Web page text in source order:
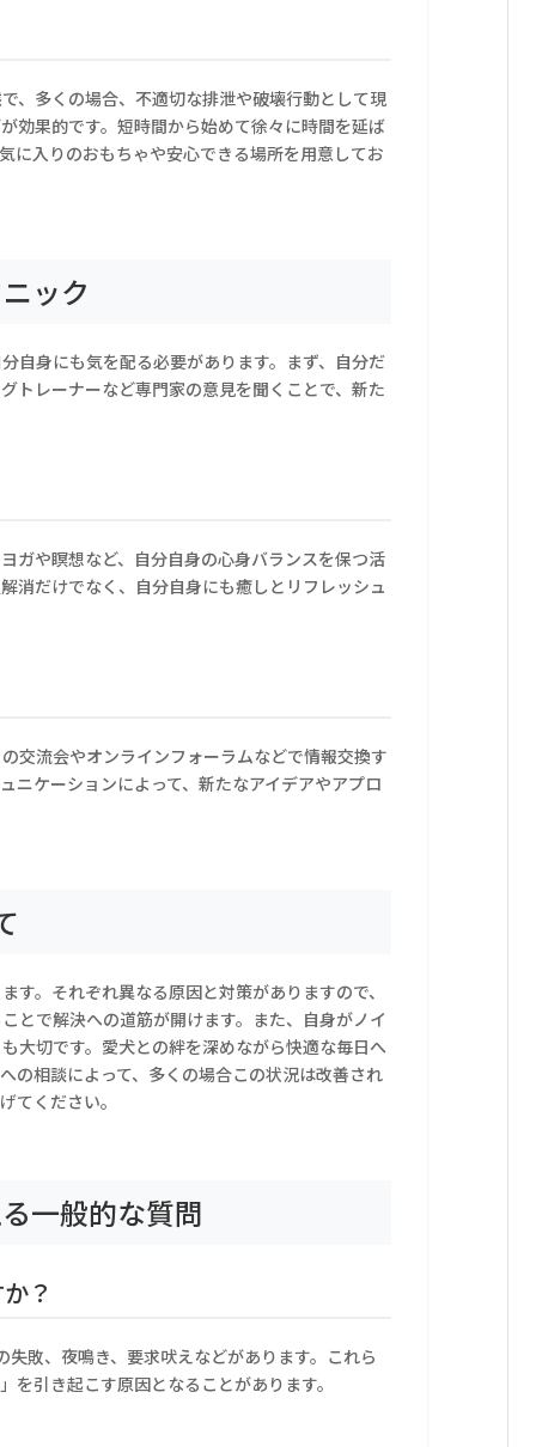
、多くの場合、不適切な排泄や破壊行動として現
が効果的です。短時間から始めて徐々に時間を延ば
に入りのおもちゃや安心できる場所を用意してお
ック
自身にも気を配る必要があります。まず、自分だ
トレーナーなど専門家の意見を聞くことで、新た
ガや瞑想など、自分自身の心身バランスを保つ活
消だけでなく、自分自身にも癒しとリフレッシュ
交流会やオンラインフォーラムなどで情報交換す
ニケーションによって、新たなアイデアやアプロ
。それぞれ異なる原因と対策がありますので、
とで解決への道筋が開けます。また、自身がノイ
大切です。愛犬との絆を深めながら快適な毎日へ
の相談によって、多くの場合この状況は改善され
てください。
一般的な質問
？
敗、夜鳴き、要求吠えなどがあります。これら
引き起こす原因となることがあります。